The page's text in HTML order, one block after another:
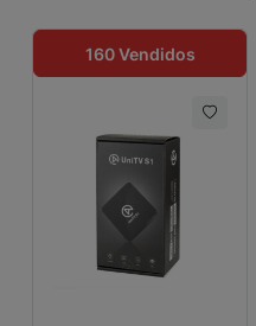
134 Vendidos